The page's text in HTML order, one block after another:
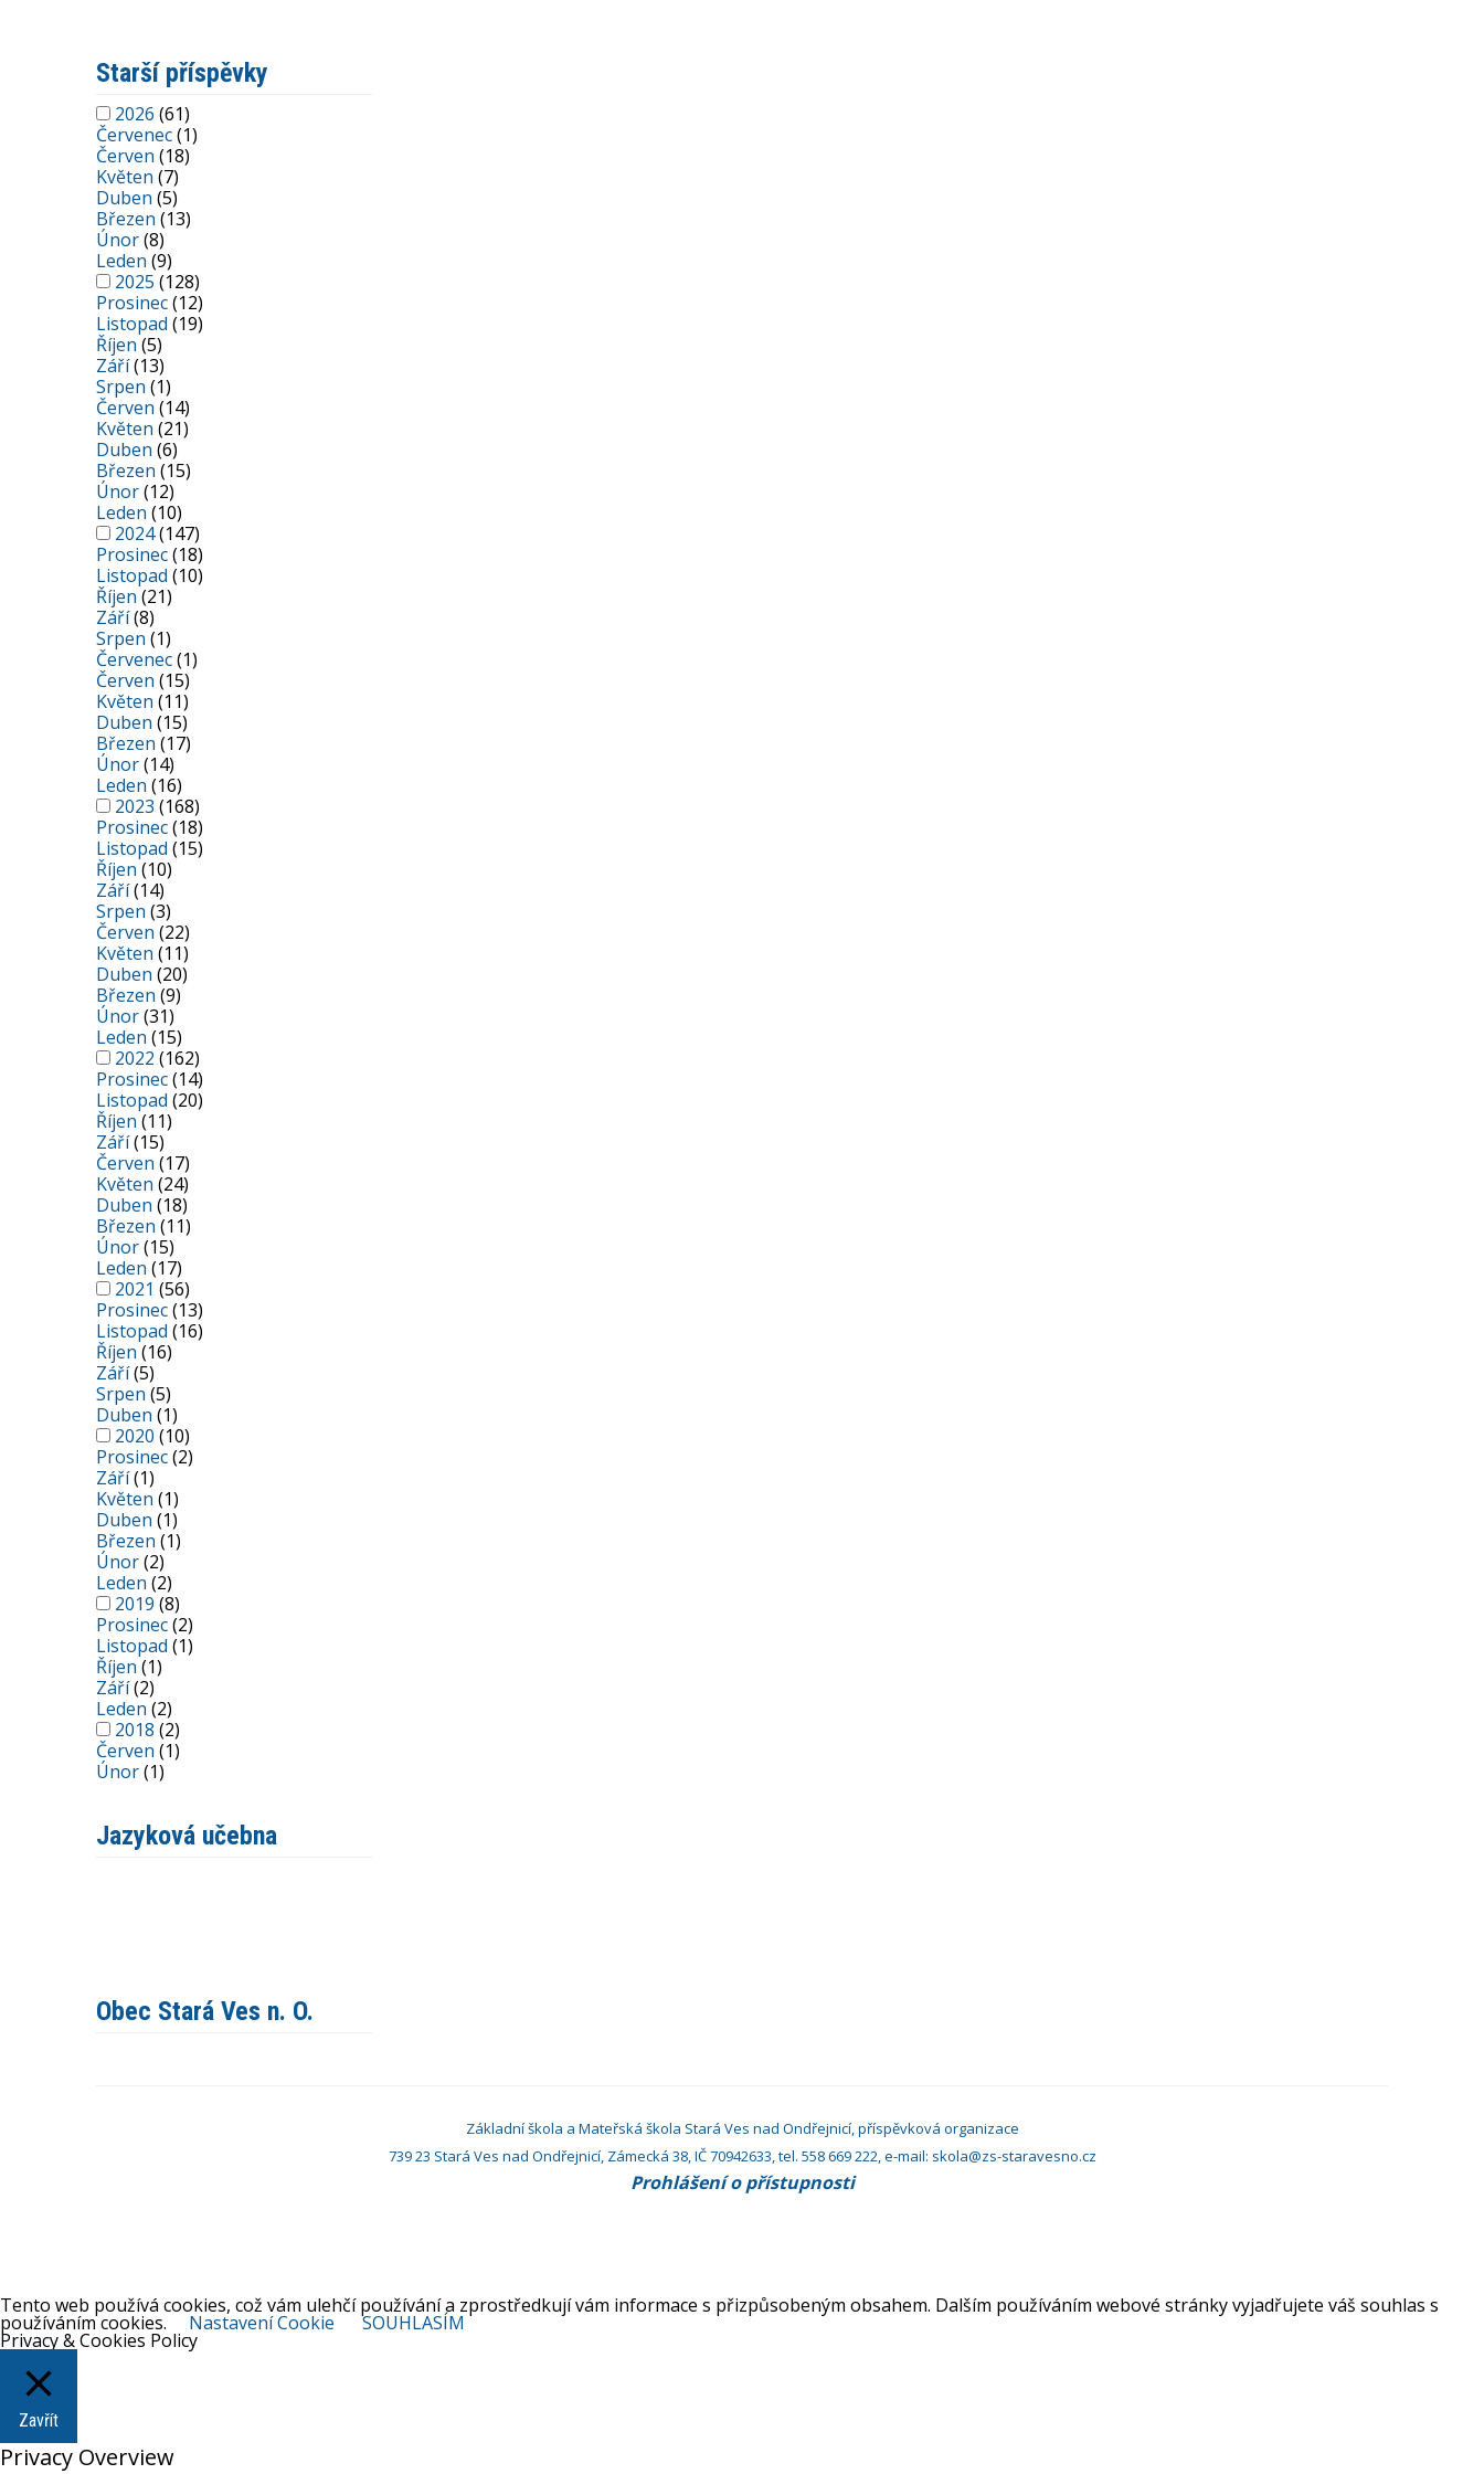
Starší příspěvky
2026 (61)
Červenec(1)
Červen (18)
Květen (7)
Duben (5)
Březen (13)
Únor(8)
Leden (9)
2025 (128)
Prosinec(12)
Listopad (19)
Říjen (5)
Září(13)
Srpen (1)
Červen (14)
Květen (21)
Duben (6)
Březen (15)
Únor(12)
Leden (10)
2024(147)
Prosinec(18)
Listopad (10)
Říjen (21)
Září(8)
Srpen (1)
Červenec(1)
Červen (15)
Květen (11)
Duben (15)
Březen (17)
Únor(14)
Leden (16)
2023 (168)
Prosinec(18)
Listopad (15)
Říjen (10)
Září(14)
Srpen (3)
Červen (22)
Květen (11)
Duben (20)
Březen (9)
Únor(31)
Leden (15)
2022 (162)
Prosinec(14)
Listopad (20)
Říjen (11)
Září(15)
Červen (17)
Květen (24)
Duben (18)
Březen (11)
Únor(15)
Leden (17)
2021 (56)
Prosinec(13)
Listopad (16)
Říjen (16)
Září(5)
Srpen (5)
Duben (1)
2020 (10)
Prosinec(2)
Září(1)
Květen (1)
Duben (1)
Březen (1)
Únor(2)
Leden (2)
2019 (8)
Prosinec(2)
Listopad (1)
Říjen (1)
Září(2)
Leden (2)
2018 (2)
Červen (1)
Únor(1)
Jazyková učebna
Obec Stará Ves n. O.
Základní škola a Mateřská škola Stará Ves nad Ondřejnicí, příspěvková organizace
739 23 Stará Ves nad Ondřejnicí, Zámecká 38, IČ 70942633, tel. 558 669 222, e-mail: skola@zs-staravesno.cz
Prohlášení o přístupnosti
Tento web používá cookies, což vám ulehčí používání a zprostředkují vám informace s přizpůsobeným obsahem. Dalším používáním webové stránky vyjadřujete váš souhlas s
používáním cookies. Nastavení Cookie SOUHLASÍM
Privacy & Cookies Policy
Zavřít
Privacy Overview